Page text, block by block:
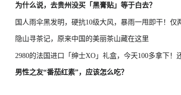
为什么说，去贵州没买「黑膏贴」等于白去？
国人雨伞黑发明，硬抗10级大风，暴雨一甩即干！仅
隐山寻茶记，原来中国的美丽茶山藏在这里
2980的法国进口「绅士XO」礼盒，今天100多拿下！
男性之友“番茄红素”，应该怎么吃？
经济运行情况
最新进展